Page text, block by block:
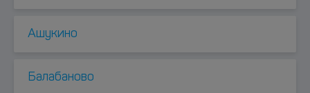
Ашукино
Балабаново